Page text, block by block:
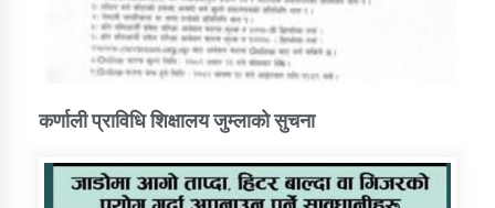
कर्णाली प्राविधि शिक्षालय जुम्लाको सुचना